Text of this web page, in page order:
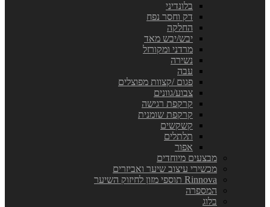
בלונדיני
דק וחסר נפח
החלקה
יבש/יבש מאד
מרדני ומקורזל
נשירה
עבה
פגום /קצוות מפוצלים
צבוע/גוונים
קרקפת רגישה
קרקפת שומנית
קשקשים
תלתלים
אפור
מבצעים מיוחדים
מכשירי עיצוב שיער ואביזרים
Rinnova תוספי מזון לחיזוק השיער
המספרה
בלוג